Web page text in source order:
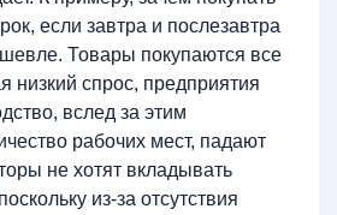
если завтра и послезавтра
Товары покупаются все
низкий спрос, предприятия
вслед за этим
рабочих мест, падают
не хотят вкладывать
из-за отсутствия